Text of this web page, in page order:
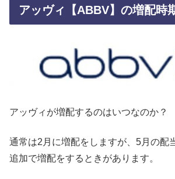
アッヴィ【ABBV】の増配時
アッヴィが増配するのはいつなのか？
通常は2月に増配をしますが、5月の配
追加で増配をするときがあります。